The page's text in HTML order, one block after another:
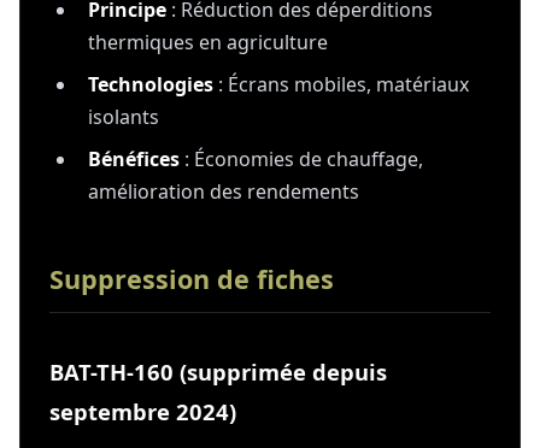
Principe : Réduction des déperditions
thermiques en agriculture
Technologies : Écrans mobiles, matériaux
isolants
Bénéfices : Économies de chauffage,
amélioration des rendements
Suppression de fiches
BAT-TH-160 (supprimée depuis
septembre 2024)